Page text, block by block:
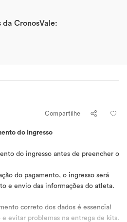
da CronosVale:
Compartilhe
do Ingresso
do ingresso antes de preencher o
do pagamento, o ingresso será
e envio das informações do atleta.
correto dos dados é essencial
e evitar problemas na entrega de kits.